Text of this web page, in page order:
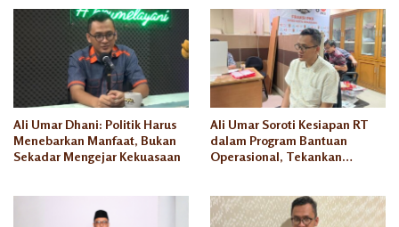
DPRD
eKTP
Fraksi
PKS
Komisi
A
Ali Umar Dhani: Politik Harus
Menebarkan Manfaat, Bukan
Sekadar Mengejar Kekuasaan
Ali Umar Soroti Kesiapan RT
dalam Program Bantuan
Operasional, Tekankan